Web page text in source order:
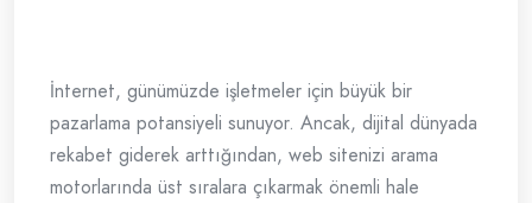
İnternet, günümüzde işletmeler için büyük bir
pazarlama potansiyeli sunuyor. Ancak, dijital dünyada
rekabet giderek arttığından, web sitenizi arama
motorlarında üst sıralara çıkarmak önemli hale